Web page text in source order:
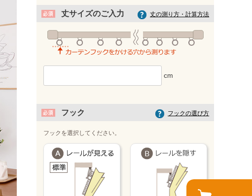
丈サイズのご入力 丈の測り方・計算方法
フック フックの選び方
フックを選択してください。